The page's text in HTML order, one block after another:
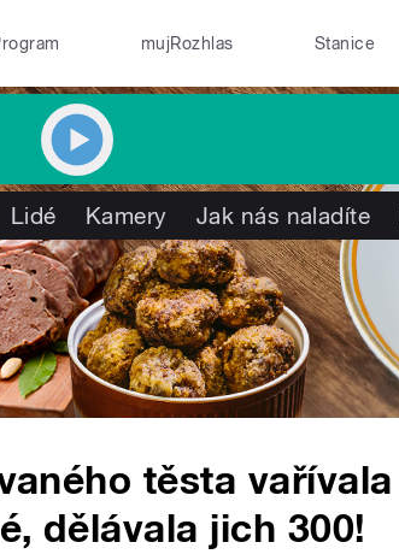
mujRozhlas Stanice
Lidé Kamery Jak nás naladíte
těsta vařívala
dělávala jich 300!